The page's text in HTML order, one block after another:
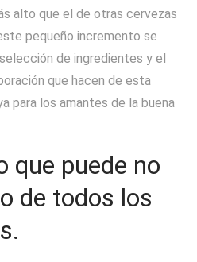
alto que el de otras cervezas
pequeño incremento se
de ingredientes y el
que hacen de esta
para los amantes de la buena
que puede no
de todos los